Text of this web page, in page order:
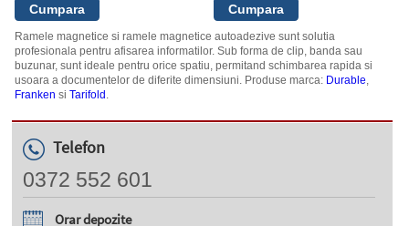
Ramele magnetice si ramele magnetice autoadezive sunt solutia
profesionala pentru afisarea informatilor. Sub forma de clip, banda sau
buzunar, sunt ideale pentru orice spatiu, permitand schimbarea rapida si
usoara a documentelor de diferite dimensiuni. Produse marca: Durable,
Franken si Tarifold .
Telefon
0372 552 601
Orar depozite